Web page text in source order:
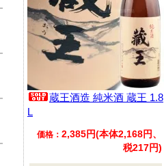
蔵王酒造 純米酒 蔵王 1.8
L
価格： 2,385円(本体2,168円、
税217円)